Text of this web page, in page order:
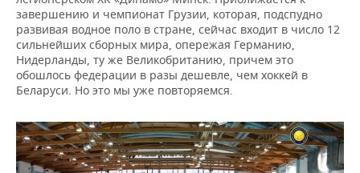
завершению и чемпионат Грузии, которая, подспудно
развивая водное поло в стране, сейчас входит в число 12
сильнейших сборных мира, опережая Германию,
Нидерланды, ту же Великобританию, причем это
обошлось федерации в разы дешевле, чем хоккей в
Беларуси. Но это мы уже повторяемся.